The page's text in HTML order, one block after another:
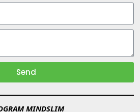
Send
MINDSLIM